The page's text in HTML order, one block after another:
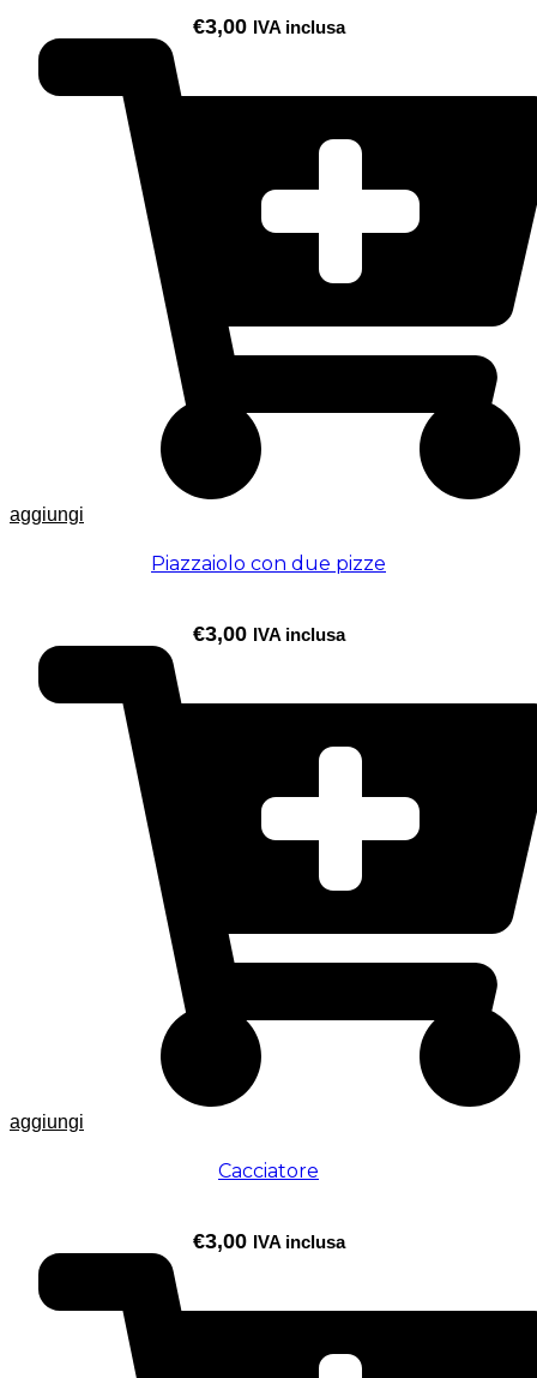
€3,00 IVA inclusa
aggiungi
Piazzaiolo con due pizze
€3,00 IVA inclusa
aggiungi
Cacciatore
€3,00 IVA inclusa